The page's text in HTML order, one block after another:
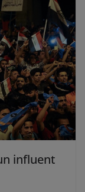
influent